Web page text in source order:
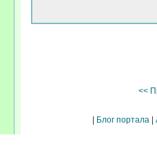
<<
Блог портала